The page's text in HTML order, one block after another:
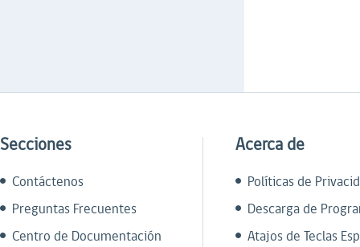
Secciones
Contáctenos
Preguntas Frecuentes
Centro de Documentación
Acerca de
Políticas de
Descarga de
Atajos de Teclas